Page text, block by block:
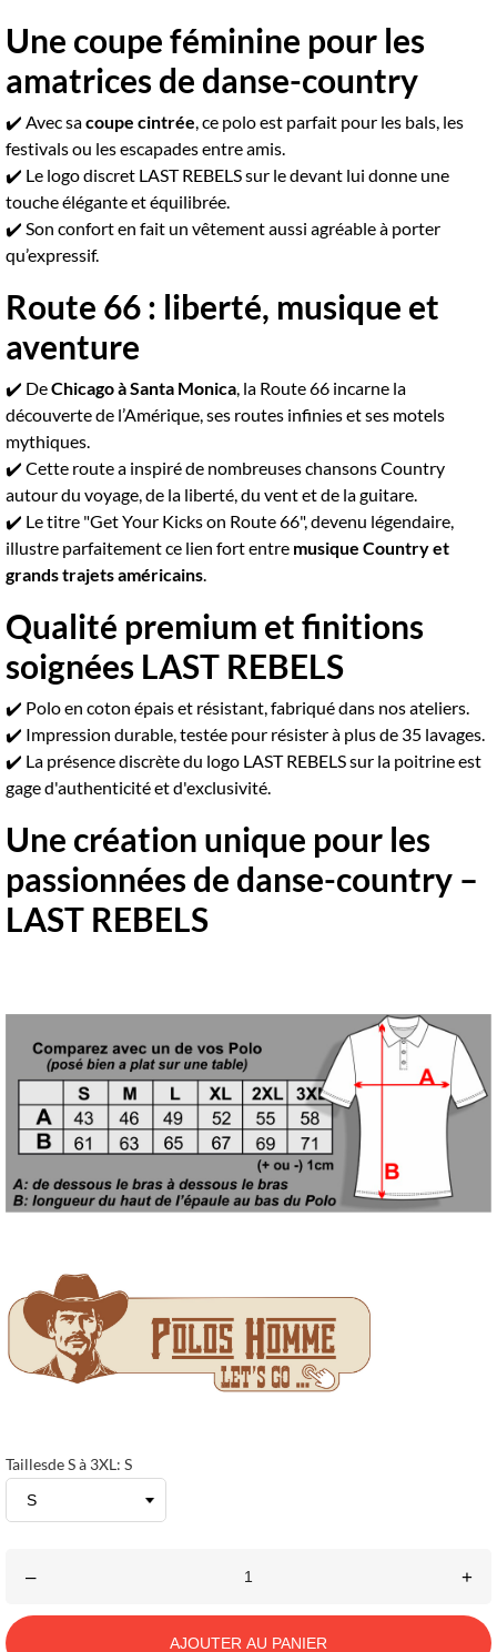
Une coupe féminine pour les
amatrices de danse-country
✔️ Avec sacoupe cintrée, ce polo est parfait pour les bals, les
festivals ou les escapades entre amis.
✔️ Le logo discret LAST REBELS sur le devant lui donne une
touche élégante et équilibrée.
✔️ Son confort en fait un vêtement aussi agréable à porter
qu’expressif.
Route 66 : liberté, musique et
aventure
✔️ DeChicago à Santa Monica, la Route 66 incarne la
découverte de l’Amérique, ses routes infinies et ses motels
mythiques.
✔️ Cette route a inspiré de nombreuses chansons Country
autour du voyage, de la liberté, du vent et de la guitare.
✔️ Le titre "Get Your Kicks on Route 66", devenu légendaire,
illustre parfaitement ce lien fort entre musique Country et
grands trajets américains.
Qualité premium et finitions
soignées LAST REBELS
✔️ Polo en coton épais et résistant, fabriqué dans nos ateliers.
✔️ Impression durable, testée pour résister à plus de 35 lavages.
✔️ La présence discrète du logo LAST REBELS sur la poitrine est
gage d'authenticité et d'exclusivité.
Une création unique pour les
passionnées de danse-country –
LAST REBELS
Taillesde S à 3XL: S
– +
AJOUTER AU PANIER